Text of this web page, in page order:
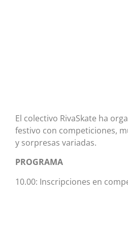
El colectivo RivaSkate ha
festivo con competiciones,
y sorpresas variadas.
PROGRAMA
10.00: Inscripciones en